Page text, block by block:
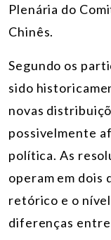
Plenária do
Chinês.
Segundo os
sido
novas
possivelmente
política. As
operam em dois
retórico e o
diferenças